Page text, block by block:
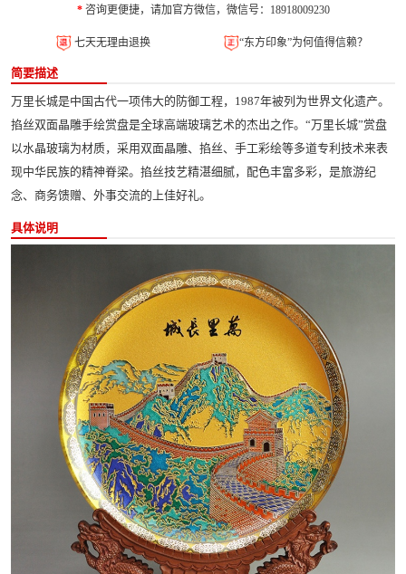
*咨询更便捷，请加官方微信，微信号：18918009230
七天无理由退换 “东方印象”为何值得信赖？
简要描述
万里长城是中国古代一项伟大的防御工程，1987年被列为世界文化遗产。
掐丝双面晶雕手绘赏盘是全球高端玻璃艺术的杰出之作。“万里长城”赏盘
以水晶玻璃为材质，采用双面晶雕、掐丝、手工彩绘等多道专利技术来表
现中华民族的精神脊梁。掐丝技艺精湛细腻，配色丰富多彩，是旅游纪
念、商务馈赠、外事交流的上佳好礼。
具体说明